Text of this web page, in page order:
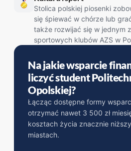
Stolica polskiej piosenki
się śpiewać w chórze lub
także rozwijać się w jednym
sportowych klubów AZS w
Na jakie wsparcie
liczyć student
Opolskiej?
Łącząc dostępne formy
otrzymać nawet 3 500 zł
kosztach życia znacznie
miastach.